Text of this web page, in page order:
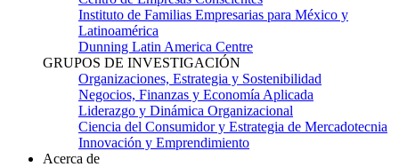
Instituto de Familias Empresarias para México y
Latinoamérica
Dunning Latin America Centre
GRUPOS DE INVESTIGACIÓN
Organizaciones, Estrategia y Sostenibilidad
Negocios, Finanzas y Economía Aplicada
Liderazgo y Dinámica Organizacional
Ciencia del Consumidor y Estrategia de Mercadotecnia
Innovación y Emprendimiento
Acerca de